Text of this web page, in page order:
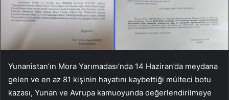
Yunanistan’ın Mora Yarımadası’nda 14 Haziran’da meydana
gelen ve en az 81 kişinin hayatını kaybettiği mülteci botu
kazası, Yunan ve Avrupa kamuoyunda değerlendirilmeye